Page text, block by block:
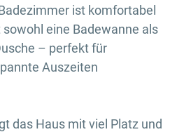
ist komfortabel
eine Badewanne als
– perfekt für
Auszeiten
das Haus mit viel Platz und